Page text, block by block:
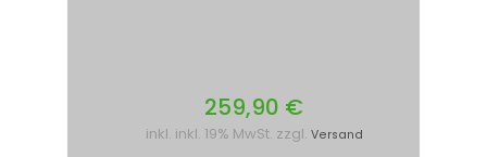
259,90 €
inkl. inkl. 19% MwSt. zzgl. Versand